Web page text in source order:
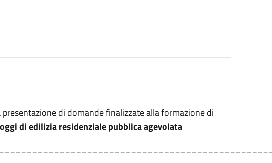
di domande finalizzate alla formazione di
di edilizia residenziale pubblica agevolata